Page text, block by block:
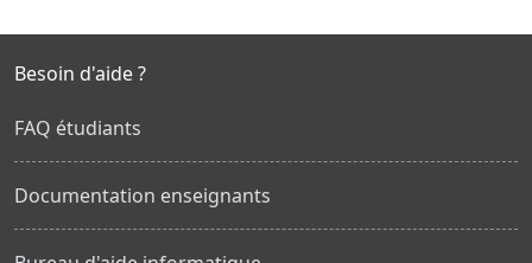
Besoin d'aide ?
FAQ étudiants
Documentation enseignants